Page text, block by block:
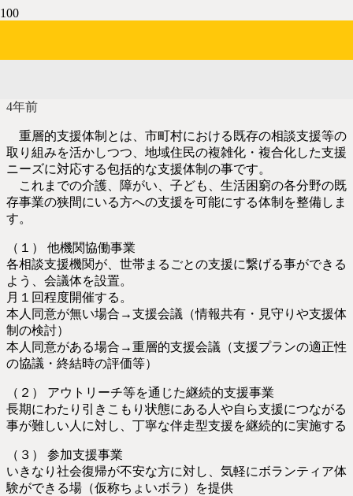
的支援体制の整備
4年前
重層的支援体制とは、市町村における既存の相談支援等の
取り組みを活かしつつ、地域住民の複雑化・複合化した支援
ニーズに対応する包括的な支援体制の事です。
これまでの介護、障がい、子ども、生活困窮の各分野の既
存事業の狭間にいる方への支援を可能にする体制を整備しま
す。
（１） 他機関協働事業
各相談支援機関が、世帯まるごとの支援に繋げる事ができる
よう、会議体を設置。
月１回程度開催する。
本人同意が無い場合→支援会議（情報共有・見守りや支援体
制の検討）
本人同意がある場合→重層的支援会議（支援プランの適正性
の協議・終結時の評価等）
（２） アウトリーチ等を通じた継続的支援事業
長期にわたり引きこもり状態にある人や自ら支援につながる
事が難しい人に対し、丁寧な伴走型支援を継続的に実施する
（３） 参加支援事業
いきなり社会復帰が不安な方に対し、気軽にボランティア体
験ができる場（仮称ちょいボラ）を提供